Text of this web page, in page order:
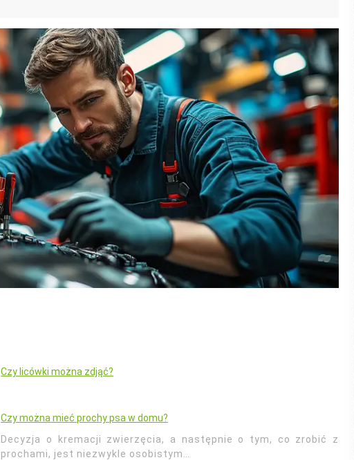
Czy licówki można zdjąć?
Czy można mieć prochy psa w domu?
Decyzja o kremacji zwierzęcia, a następnie o tym, co zrobić z
prochami, jest niezwykle osobistym…